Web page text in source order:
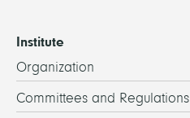
Institute
Organization
Committees and Regulations